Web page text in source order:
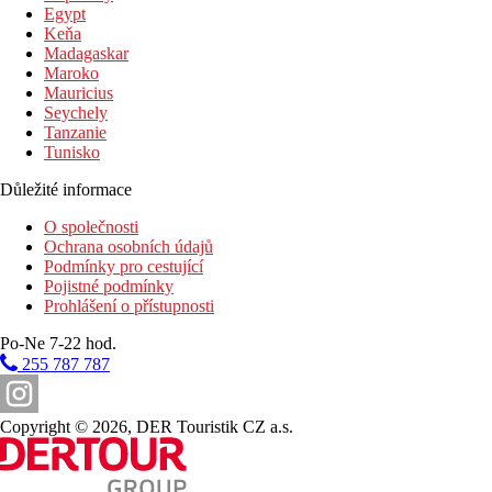
0 m
Vzdálenost k pláži
15 km
Vzdálenost od nejbližšího letiště
5 km
Centrum města
500 m
Pláž
Lehátka a slunečníky na pláži zdarma
Hotel přímo u pláže
Plážová dovolená
Bazény
Lehátka a slunečníky u bazénu zdarma
Dětský bazén
Bar u bazénu
Egypt
Keňa
Madagaskar
Maroko
Mauricius
Seychely
Tanzanie
Tunisko
Důležité informace
O společnosti
Ochrana osobních údajů
Podmínky pro cestující
Pojistné podmínky
Prohlášení o přístupnosti
Po-Ne 7-22 hod.
255 787 787
Copyright © 2026, DER Touristik CZ a.s.